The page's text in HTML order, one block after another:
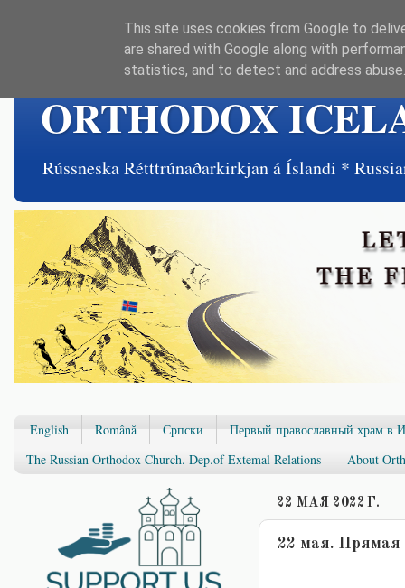
ORTHODOX
Rússneska Rétttrúnaðarkirkjan á Íslandi *
English Română Српски
Первый православный храм в
The Russian Orthodox Church. Dep.of Extemal Relations
About
22 МАЯ 2022 Г.
22 мая. Прямая
This site uses cookies from Google to
are shared with Google along with
statistics, and to detect and address abuse.